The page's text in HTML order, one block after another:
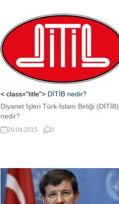
< class="title"> DİTİB nedir?
Diyanet İşleri Türk-İslam Birliği (DİTİB)
nedir?
20.04.2015 0